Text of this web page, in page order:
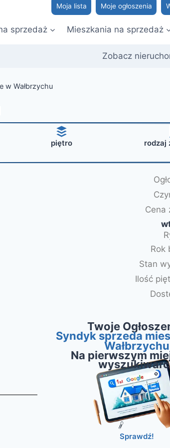
Moja lista Moje ogłoszenia
sprzedaż Mieszkania na sprzedaż
Zobacz
w Wałbrzychu
piętro rodzaj
Cena
Rok
Stan
Ilość
Twoje
Syndyk sprzeda
Wałbrzychu
Na pierwszym
Sprawdź!